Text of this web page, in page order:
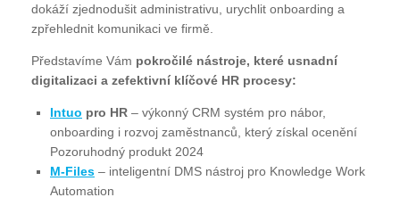
dokáží zjednodušit administrativu, urychlit onboarding a
zpřehlednit komunikaci ve firmě.
Představíme Vám pokročilé nástroje, které usnadní
digitalizaci a zefektivní klíčové HR procesy:
Intuo pro HR – výkonný CRM systém pro nábor,
onboarding i rozvoj zaměstnanců, který získal ocenění
Pozoruhodný produkt 2024
M-Files – inteligentní DMS nástroj pro Knowledge Work
Automation